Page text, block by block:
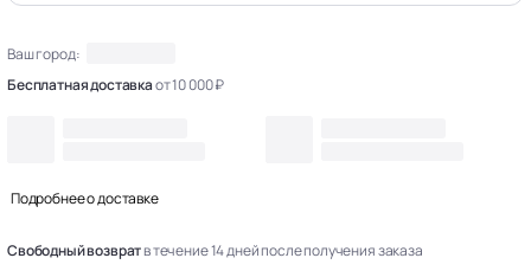
Ваш город:
Бесплатная доставкаот 10 000 ₽
Подробнее о доставке
Свободный возвратв течение 14 дней после получения заказа